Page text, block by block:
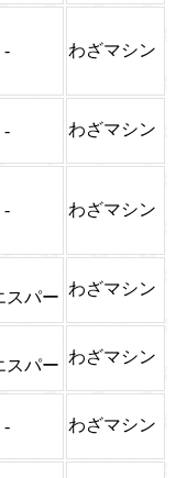
- わざマシン
- わざマシン
- わざマシン
スパー わざマシン
スパー わざマシン
- わざマシン